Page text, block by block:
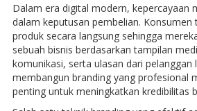
Dalam era digital modern, kepercayaan
dalam keputusan pembelian.
produk secara langsung sehingga
sebuah bisnis berdasarkan tampilan
komunikasi, serta ulasan dari pelanggan
membangun branding yang profesional
penting untuk meningkatkan kredibilitas